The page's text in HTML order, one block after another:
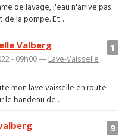
de lavage, l'eau n'arrive pas
la pompe. Et...
1
Valberg
- 09h00 — Lave-Vaisselle
mon lave vaisselle en route
le bandeau de ...
9